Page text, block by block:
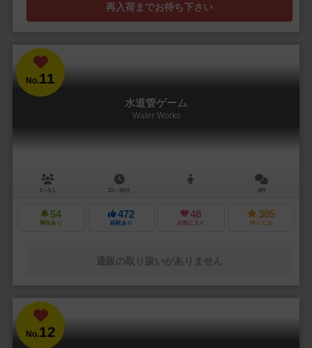
再入荷までお待ち下さい
No.11
水道管ゲーム
Water Works
2～5人 15～30分 4件
54
興味あり
472
経験あり
48
お気に入り
305
持ってる
通販の取り扱いがありません
No.12